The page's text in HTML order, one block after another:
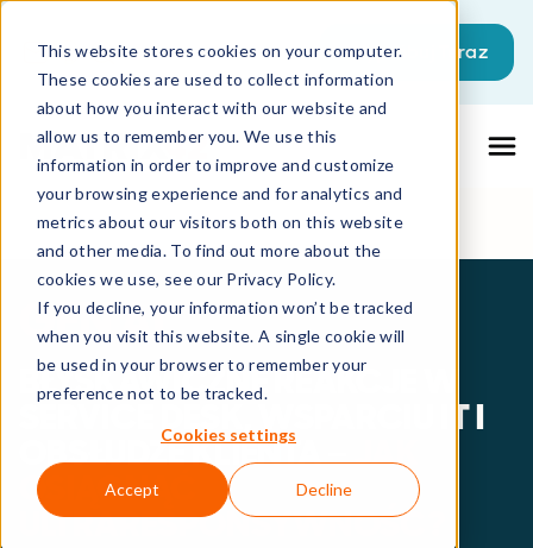
This website stores cookies on your computer.
These cookies are used to collect information
about how you interact with our website and
allow us to remember you. We use this
information in order to improve and customize
your browsing experience and for analytics and
metrics about our visitors both on this website
and other media. To find out more about the
cookies we use, see our Privacy Policy.
If you decline, your information won’t be tracked
when you visit this website. A single cookie will
be used in your browser to remember your
preference not to be tracked.
Cookies settings
Accept Decline
Wypróbuj Teraz
GEN AI
BŁYSKAWICZNE REAKCJE W
SERVICE DESK, WSPARCIU IT I
OBSŁUDZE KLIENTA–JAK
OSIĄGNĄĆ
ULTRARESPONSYWNOŚĆ?